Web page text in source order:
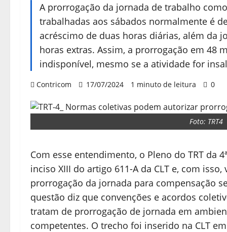
A prorrogação da jornada de trabalho
trabalhadas aos sábados normalmente é
acréscimo de duas horas diárias, além da
horas extras. Assim, a prorrogação em 48
indisponível, mesmo se a atividade for
Contricom 17/07/2024 1 minuto de leitura 0
Foto: TRT4
Com esse entendimento, o Pleno do TRT da
inciso XIII do artigo 611-A da CLT e, com
prorrogação da jornada para compensação
questão diz que convenções e acordos
tratam de prorrogação de jornada em
competentes. O trecho foi inserido na CLT